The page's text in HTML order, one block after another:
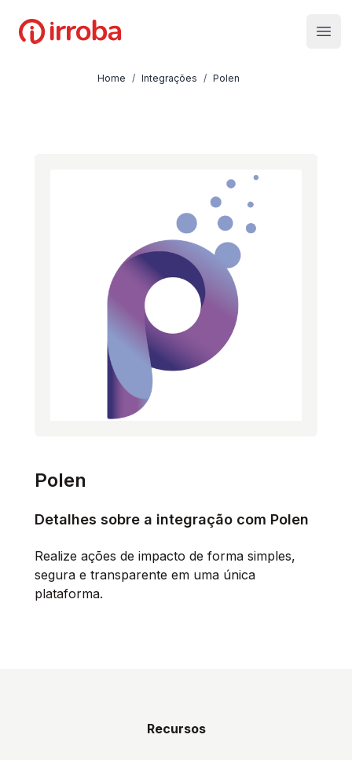
Irroba
Home / Integrações / Polen
Polen
Detalhes sobre a integração com Polen
Realize ações de impacto de forma simples,
segura e transparente em uma única
plataforma.
Recursos